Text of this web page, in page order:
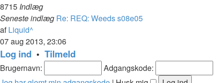
8715 Indlæg
Seneste indlæg Re: REQ: Weeds s08e05
afLiquid^
det
seneste
indlæg
07 aug 2013, 23:06
Log ind • Tilmeld
Brugernavn:
Adgangskode: